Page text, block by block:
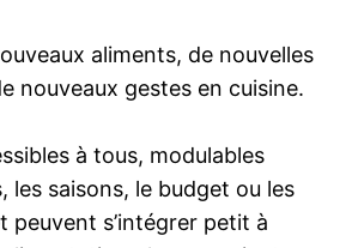
aliments, de nouvelles
nouveaux gestes en cuisine.
à tous, modulables
les saisons, le budget ou les
peuvent s’intégrer petit à